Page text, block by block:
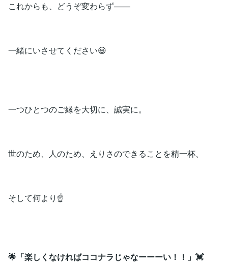
これからも、どうぞ変わらず——
一緒にいさせてください😃
一つひとつのご縁を大切に、誠実に。
世のため、人のため、えりさのできることを精一杯、
そして何より☝️
🌟「楽しくなければココナラじゃなーーーい！！」💓